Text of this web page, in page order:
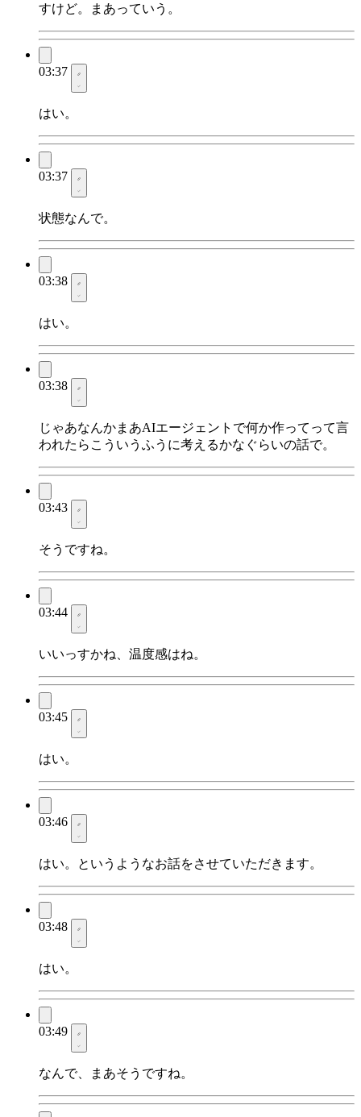
すけど。まあっていう。
03:37
はい。
03:37
状態なんで。
03:38
はい。
03:38
じゃあなんかまあAIエージェントで何か作ってって言
われたらこういうふうに考えるかなぐらいの話で。
03:43
そうですね。
03:44
いいっすかね、温度感はね。
03:45
はい。
03:46
はい。というようなお話をさせていただきます。
03:48
はい。
03:49
なんで、まあそうですね。